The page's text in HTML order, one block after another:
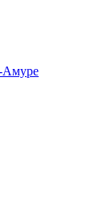
Амуре